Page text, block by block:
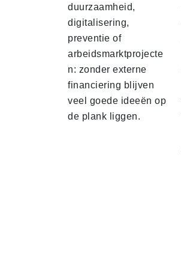
duurzaamheid,
digitalisering,
preventie of
arbeidsmarktprojecte
n: zonder externe
financiering blijven
veel goede ideeën op
de plank liggen.